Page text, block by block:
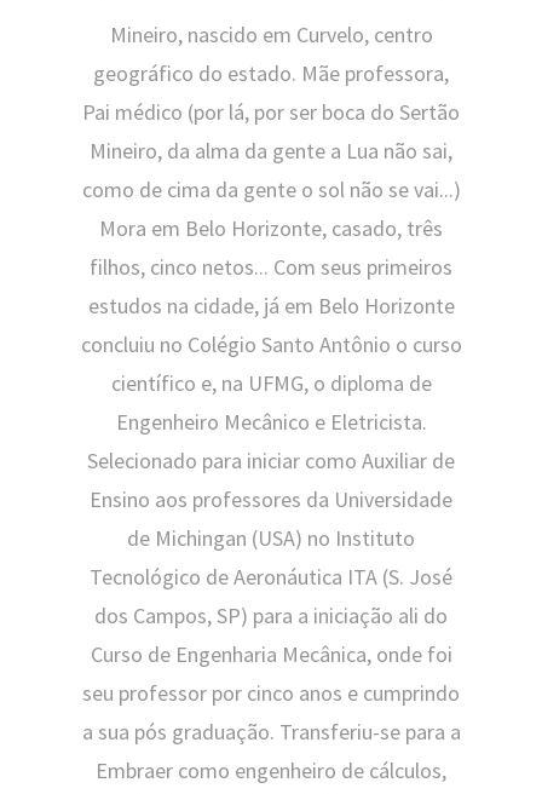
Mineiro, nascido em Curvelo, centro
geográfico do estado. Mãe professora,
Pai médico (por lá, por ser boca do Sertão
Mineiro, da alma da gente a Lua não sai,
como de cima da gente o sol não se vai...)
Mora em Belo Horizonte, casado, três
filhos, cinco netos... Com seus primeiros
estudos na cidade, já em Belo Horizonte
concluiu no Colégio Santo Antônio o curso
científico e, na UFMG, o diploma de
Engenheiro Mecânico e Eletricista.
Selecionado para iniciar como Auxiliar de
Ensino aos professores da Universidade
de Michingan (USA) no Instituto
Tecnológico de Aeronáutica ITA (S. José
dos Campos, SP) para a iniciação ali do
Curso de Engenharia Mecânica, onde foi
seu professor por cinco anos e cumprindo
a sua pós graduação. Transferiu-se para a
Embraer como engenheiro de cálculos,